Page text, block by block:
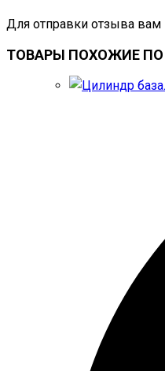
Для отправки отзыва
ТОВАРЫ ПОХОЖИЕ